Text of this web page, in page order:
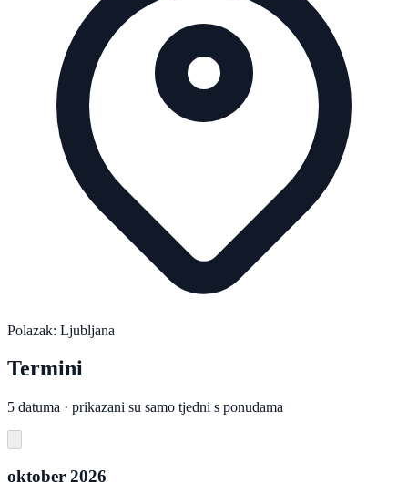
Polazak: Ljubljana
Termini
5 datuma · prikazani su samo tjedni s ponudama
oktober 2026